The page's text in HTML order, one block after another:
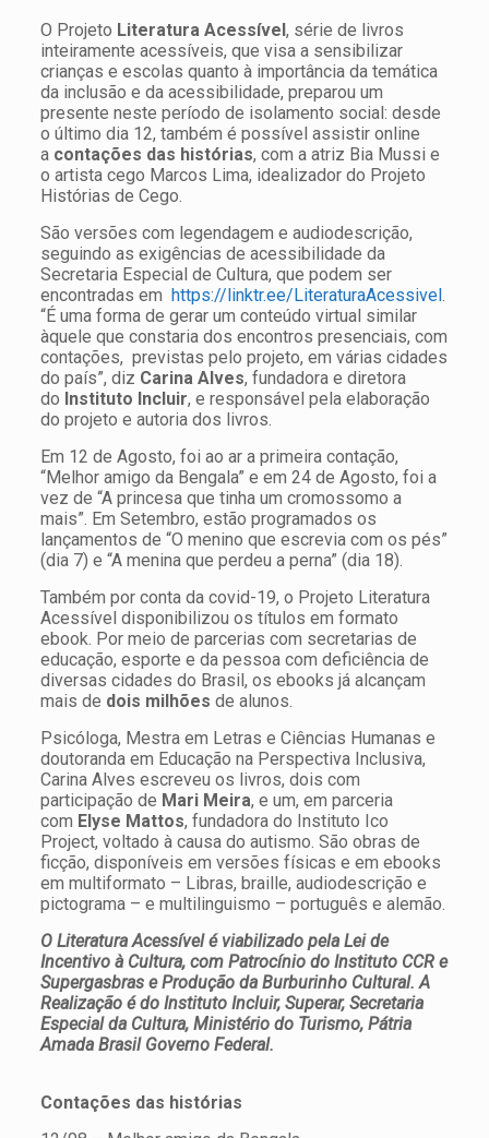
O Projeto Literatura Acessível, série de livros
inteiramente acessíveis, que visa a sensibilizar
crianças e escolas quanto à importância da temática
da inclusão e da acessibilidade, preparou um
presente neste período de isolamento social: desde
o último dia 12, também é possível assistir online
a contações das histórias, com a atriz Bia Mussi e
o artista cego Marcos Lima, idealizador do Projeto
Histórias de Cego.
São versões com legendagem e audiodescrição,
seguindo as exigências de acessibilidade da
Secretaria Especial de Cultura, que podem ser
encontradas em https://linktr.ee/LiteraturaAcessivel.
“É uma forma de gerar um conteúdo virtual similar
àquele que constaria dos encontros presenciais, com
contações, previstas pelo projeto, em várias cidades
do país”, diz Carina Alves, fundadora e diretora
do Instituto Incluir, e responsável pela elaboração
do projeto e autoria dos livros.
Em 12 de Agosto, foi ao ar a primeira contação,
“Melhor amigo da Bengala” e em 24 de Agosto, foi a
vez de “A princesa que tinha um cromossomo a
mais”. Em Setembro, estão programados os
lançamentos de “O menino que escrevia com os pés”
(dia 7) e “A menina que perdeu a perna” (dia 18).
Também por conta da covid-19, o Projeto Literatura
Acessível disponibilizou os títulos em formato
ebook. Por meio de parcerias com secretarias de
educação, esporte e da pessoa com deficiência de
diversas cidades do Brasil, os ebooks já alcançam
mais de dois milhões de alunos.
Psicóloga, Mestra em Letras e Ciências Humanas e
doutoranda em Educação na Perspectiva Inclusiva,
Carina Alves escreveu os livros, dois com
participação de Mari Meira, e um, em parceria
com Elyse Mattos, fundadora do Instituto Ico
Project, voltado à causa do autismo. São obras de
ficção, disponíveis em versões físicas e em ebooks
em multiformato – Libras, braille, audiodescrição e
pictograma – e multilinguismo – português e alemão.
O Literatura Acessível é viabilizado pela Lei de
Incentivo à Cultura, com Patrocínio do Instituto CCR e
Supergasbras e Produção da Burburinho Cultural. A
Realização é do Instituto Incluir, Superar, Secretaria
Especial da Cultura, Ministério do Turismo, Pátria
Amada Brasil Governo Federal.
Contações das histórias